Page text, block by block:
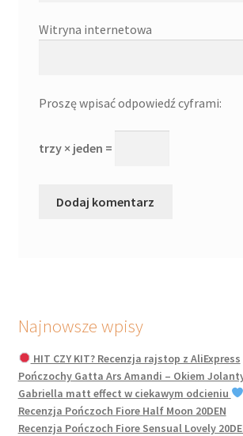
Witryna internetowa
Proszę wpisać odpowiedź cyframi:
trzy × jeden =
Najnowsze wpisy
HIT CZY KIT? Recenzja rajstop z AliExpress
Pończochy Gatta Ars Amandi – Okiem
Gabriella matt effect w ciekawym odcieniu
Recenzja Pończoch Fiore Half Moon 20DEN
Recenzja Pończoch Fiore Sensual Lovely